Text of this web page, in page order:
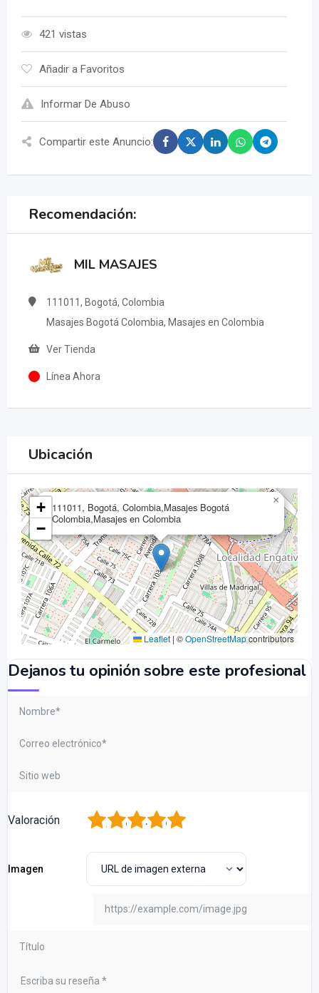
421 vistas
Añadir a Favoritos
Informar De Abuso
Compartir este Anuncio:
Recomendación:
MIL MASAJES
111011, Bogotá, Colombia
Masajes Bogotá Colombia, Masajes en Colombia
Ver Tienda
Línea Ahora
Ubicación
111011, Bogotá, Colombia,Masajes Bogotá
Colombia,Masajes en Colombia
×
+
−
Leaflet | ©OpenStreetMapcontributors
Dejanos tu opinión sobre este profesional
Valoración 5
4
3
2
Imagen